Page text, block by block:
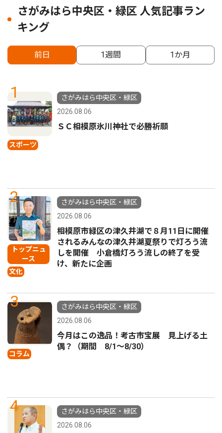
さがみはら中央区・緑区 人気記事ラン
キング
前日 1週間 1か月
1
スポーツ
さがみはら中央区・緑区
2026.08.06
ＳＣ相模原氷川神社で必勝祈願
2
トップニュ
ース
文化
さがみはら中央区・緑区
2026.08.06
相模原市緑区の津久井湖で８月11日に開催
されるみんなの津久井湖夏祭りで灯ろう流
しを開催 小倉橋灯ろう流しの終了を受
け、新たに企画
3
コラム
さがみはら中央区・緑区
2026.08.06
今月はこの逸品！考古市宝展 見上げる土
偶？（期間 8/1〜8/30）
4
さがみはら中央区・緑区
2026.08.06